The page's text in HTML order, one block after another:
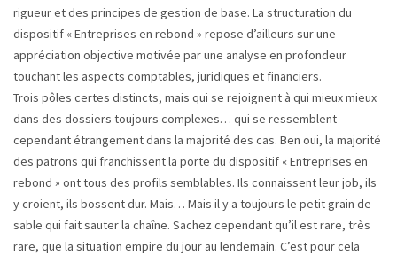
rigueur et des principes de gestion de base. La structuration du
dispositif « Entreprises en rebond » repose d’ailleurs sur une
appréciation objective motivée par une analyse en profondeur
touchant les aspects comptables, juridiques et financiers.
Trois pôles certes distincts, mais qui se rejoignent à qui mieux mieux
dans des dossiers toujours complexes… qui se ressemblent
cependant étrangement dans la majorité des cas. Ben oui, la majorité
des patrons qui franchissent la porte du dispositif « Entreprises en
rebond » ont tous des profils semblables. Ils connaissent leur job, ils
y croient, ils bossent dur. Mais… Mais il y a toujours le petit grain de
sable qui fait sauter la chaîne. Sachez cependant qu’il est rare, très
rare, que la situation empire du jour au lendemain. C’est pour cela